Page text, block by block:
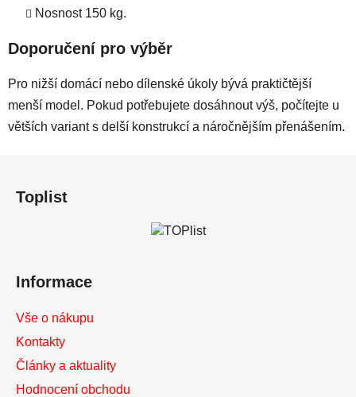
Nosnost 150 kg.
Doporučení pro výběr
Pro nižší domácí nebo dílenské úkoly bývá praktičtější
menší model. Pokud potřebujete dosáhnout výš, počítejte u
větších variant s delší konstrukcí a náročnějším přenášením.
Toplist
Informace
Vše o nákupu
Kontakty
Články a aktuality
Hodnocení obchodu